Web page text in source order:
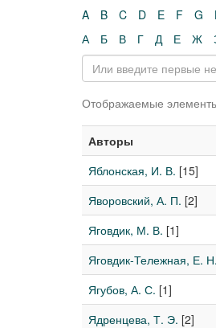
A B C D E F G
А
Б В Г Д Е Ж
Отображаемые
Авторы
Яблонская, И. В. [15]
Яворовский, А. П. [2]
Яговдик, М. В. [1]
Яговдик-Тележная, Е. Н.
Ягубов, А. С. [1]
Ядренцева, Т. Э. [2]